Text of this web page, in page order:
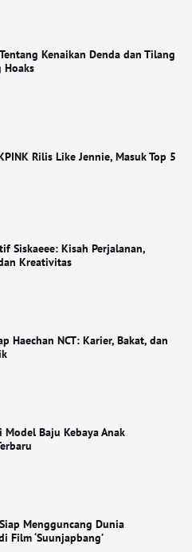
Kenaikan Denda dan Tilang
Hoaks
Rilis Like Jennie, Masuk Top 5
Siskaeee: Kisah Perjalanan,
Kreativitas
Haechan NCT: Karier, Bakat, dan
Model Baju Kebaya Anak
Mengguncang Dunia
Film ‘Suunjapbang’